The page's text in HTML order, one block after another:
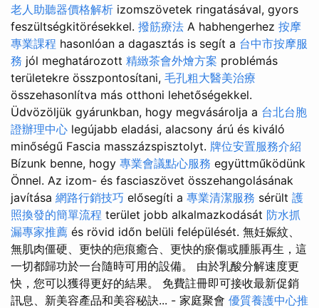
老人助聽器價格解析 izomszövetek ringatásával, gyors
feszültségkitörésekkel. 撥筋療法 A habhengerhez 按摩
專業課程 hasonlóan a dagasztás is segít a 台中市按摩服
務 jól meghatározott 精緻茶會外燴方案 problémás
területekre összpontosítani, 毛孔粗大醫美治療
összehasonlítva más otthoni lehetőségekkel.
Üdvözöljük gyárunkban, hogy megvásárolja a 台北台胞
證辦理中心 legújabb eladási, alacsony árú és kiváló
minőségű Fascia masszázspisztolyt. 牌位安置服務介紹
Bízunk benne, hogy 專業會議點心服務 együttműködünk
Önnel. Az izom- és fasciaszövet összehangolásának
javítása 網路行銷技巧 elősegíti a 專業清潔服務 sérült 護
照換發的簡單流程 terület jobb alkalmazkodását 防水抓
漏專家推薦 és rövid időn belüli felépülését. 無妊娠紋、
無肌肉僵硬、更快的疤痕癒合、更快的瘀傷或腫脹再生，這
一切都歸功於一台隨時可用的設備。 由於乳酸分解速度更
快，您可以獲得更好的結果。 免費註冊即可接收最新促銷
訊息、新美容產品和美容秘訣... - 家庭聚會 優質養護中心推